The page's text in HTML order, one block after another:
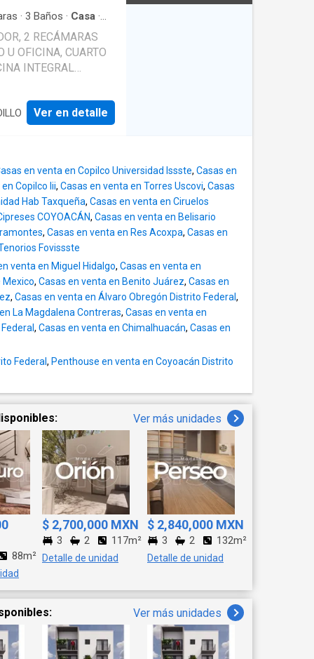
necesitas a pocos
integral en
alacena, baño
granito y terraza
con baño acabado
Bodega en
ahora
esta impresionante
· 3 Baños · Casa ·
·
·Internet
·Televisión por
2 RECÁMARAS
U OFICINA, CUARTO
INTEGRAL
CON BAÑO,
ÁREA DE GUARDA,
Ver en detalle
en venta en Copilco Universidad Issste, Casas en
Copilco Iii, Casas en venta en Torres Uscovi, Casas
Hab Taxqueña, Casas en venta en Ciruelos
COYOACÁN, Casas en venta en Belisario
, Casas en venta en Res Acoxpa, Casas en
Fovissste
venta en Miguel Hidalgo, Casas en venta en
Mexico, Casas en venta en Benito Juárez, Casas en
, Casas en venta en Álvaro Obregón Distrito Federal ,
La Magdalena Contreras, Casas en venta en
, Casas en venta en Chimalhuacán, Casas en
Federal , Penthouse en venta en Coyoacán Distrito
Ver más unidades
88m²
$ 2,700,000 MXN
3 2 117m²
Detalle de unidad
$ 2,840,000 MXN
3 2 132m²
Detalle de unidad
Ver más unidades